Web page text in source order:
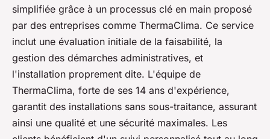
simplifiée grâce à un processus clé en main proposé
par des entreprises comme ThermaClima. Ce service
inclut une évaluation initiale de la faisabilité, la
gestion des démarches administratives, et
l'installation proprement dite. L'équipe de
ThermaClima, forte de ses 14 ans d'expérience,
garantit des installations sans sous-traitance, assurant
ainsi une qualité et une sécurité maximales. Les